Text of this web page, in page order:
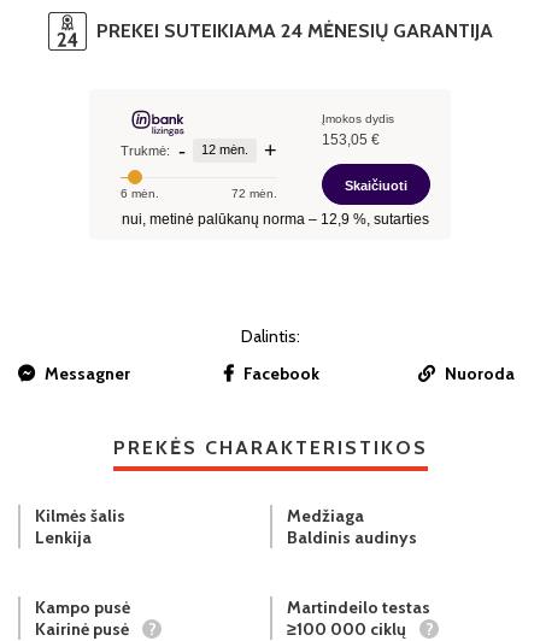
PREKEI SUTEIKIAMA 24 MĖNESIŲ GARANTIJA
Dalintis:
Messagner
Facebook Nuoroda
PREKĖS CHARAKTERISTIKOS
Kilmės šalis
Lenkija
Medžiaga
Baldinis audinys
Kampo pusė
Kairinė pusė
?
Martindeilo testas
≥100 000 ciklų
?